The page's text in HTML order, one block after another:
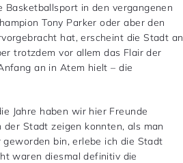
Basketballsport in den vergangenen
Tony Parker oder aber den
hat, erscheint die Stadt an
trotzdem vor allem das Flair der
an in Atem hielt – die
Jahre haben wir hier Freunde
Stadt zeigen konnten, als man
bin, erlebe ich die Stadt
waren diesmal definitiv die